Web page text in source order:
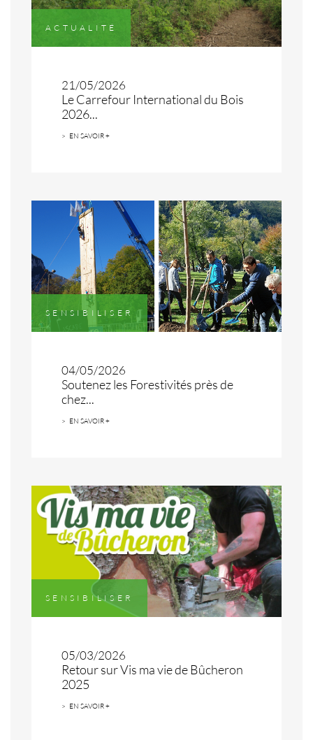
ACTUALITÉ
21/05/2026
Le Carrefour International du Bois
2026...
EN SAVOIR +
SENSIBILISER
04/05/2026
Soutenez les Forestivités près de
chez...
EN SAVOIR +
SENSIBILISER
05/03/2026
Retour sur Vis ma vie de Bûcheron
2025
EN SAVOIR +